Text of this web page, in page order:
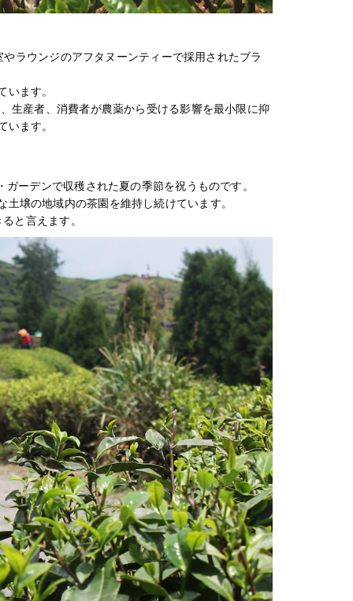
ラウンジのアフタヌーンティーで採用されたブラ
ます。
生産者、消費者が農薬から受ける影響を最小限に抑
ます。
ーデンで収穫された夏の季節を祝うものです。
壌の地域内の茶園を維持し続けています。
と言えます。